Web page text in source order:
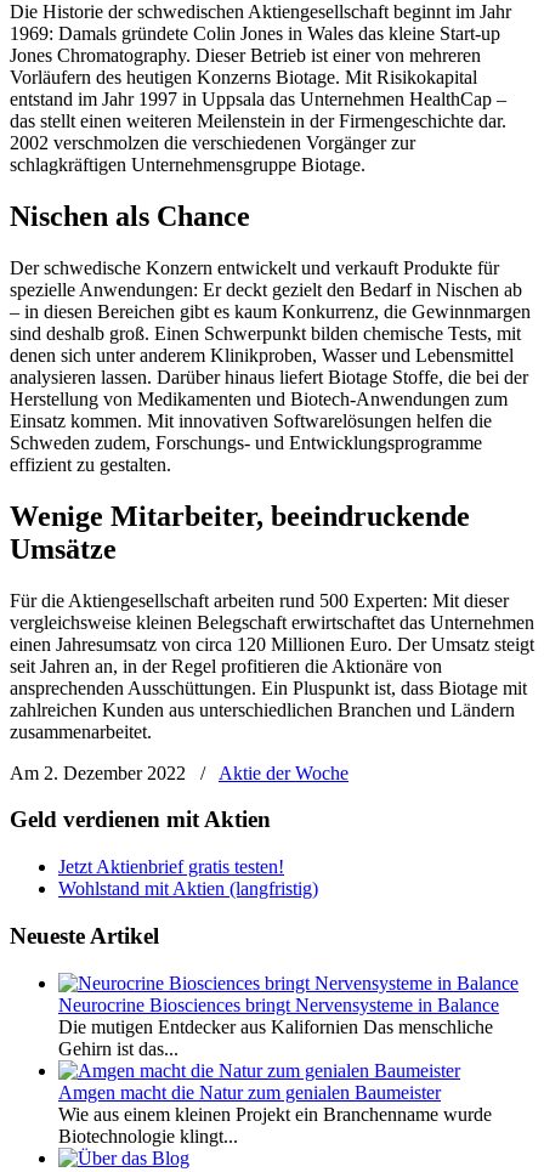
Die Historie der schwedischen Aktiengesellschaft beginnt im Jahr
1969: Damals gründete Colin Jones in Wales das kleine Start-up
Jones Chromatography. Dieser Betrieb ist einer von mehreren
Vorläufern des heutigen Konzerns Biotage. Mit Risikokapital
entstand im Jahr 1997 in Uppsala das Unternehmen HealthCap –
das stellt einen weiteren Meilenstein in der Firmengeschichte dar.
2002 verschmolzen die verschiedenen Vorgänger zur
schlagkräftigen Unternehmensgruppe Biotage.
Nischen als Chance
Der schwedische Konzern entwickelt und verkauft Produkte für
spezielle Anwendungen: Er deckt gezielt den Bedarf in Nischen ab
– in diesen Bereichen gibt es kaum Konkurrenz, die Gewinnmargen
sind deshalb groß. Einen Schwerpunkt bilden chemische Tests, mit
denen sich unter anderem Klinikproben, Wasser und Lebensmittel
analysieren lassen. Darüber hinaus liefert Biotage Stoffe, die bei der
Herstellung von Medikamenten und Biotech-Anwendungen zum
Einsatz kommen. Mit innovativen Softwarelösungen helfen die
Schweden zudem, Forschungs- und Entwicklungsprogramme
effizient zu gestalten.
Wenige Mitarbeiter, beeindruckende
Umsätze
Für die Aktiengesellschaft arbeiten rund 500 Experten: Mit dieser
vergleichsweise kleinen Belegschaft erwirtschaftet das Unternehmen
einen Jahresumsatz von circa 120 Millionen Euro. Der Umsatz steigt
seit Jahren an, in der Regel profitieren die Aktionäre von
ansprechenden Ausschüttungen. Ein Pluspunkt ist, dass Biotage mit
zahlreichen Kunden aus unterschiedlichen Branchen und Ländern
zusammenarbeitet.
Am 2. Dezember 2022
/ Aktie der Woche
Geld verdienen mit Aktien
Jetzt Aktienbrief gratis testen!
Wohlstand mit Aktien (langfristig)
Neueste Artikel
Neurocrine Biosciences bringt Nervensysteme in Balance
Die mutigen Entdecker aus Kalifornien Das menschliche
Gehirn ist das...
Amgen macht die Natur zum genialen Baumeister
Wie aus einem kleinen Projekt ein Branchenname wurde
Biotechnologie klingt...